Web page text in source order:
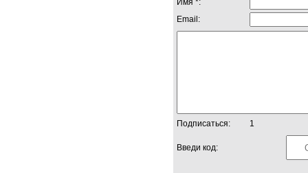
Имя *:
Email:
Подписаться: 1
Введи код: